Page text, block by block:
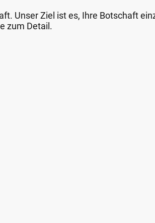
Unser Ziel ist es, Ihre Botschaft
zum Detail.